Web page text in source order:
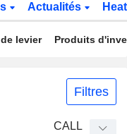
Actualités
levier Produits
Filtres
CALL